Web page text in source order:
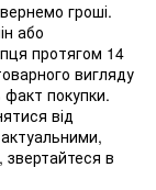
гроші.
або
протягом 14
вигляду
факт покупки.
від
звертайтеся в